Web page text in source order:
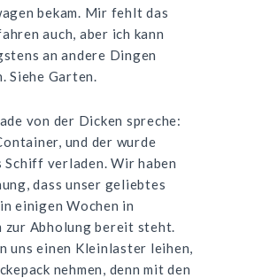
bekam. Mir fehlt das
auch, aber ich kann
an andere Dingen
Siehe Garten.
von der Dicken spreche:
und der wurde
Schiff verladen. Wir haben
dass unser geliebtes
einigen Wochen in
zur Abholung bereit steht.
uns einen Kleinlaster leihen,
nehmen, denn mit den